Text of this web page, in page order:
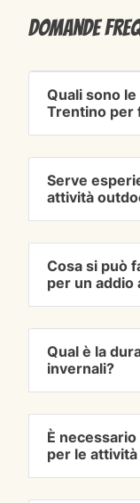
Domande
Quali sono
Trentino per
Serve
attività
Cosa si può
per un addio
Qual è la
invernali?
È
per le